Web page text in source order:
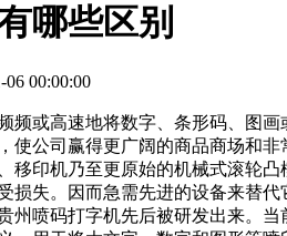
哪些区别
00:00:00
或高速地将数字、条形码、图
公司赢得更广阔的商品商场和非
印机乃至更原始的机械式滚轮
失。因而急需先进的设备来替代
喷码打字机先后被研发出来。